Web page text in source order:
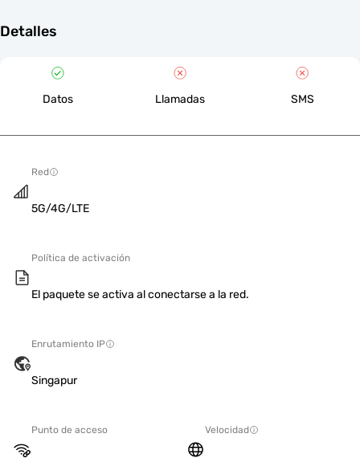
Detalles
Datos Llamadas SMS
Red
5G/4G/LTE
Política de activación
El paquete se activa al conectarse a la red.
Enrutamiento IP
Singapur
Punto de acceso Velocidad